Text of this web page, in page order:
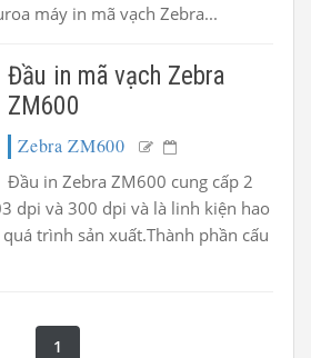
máy in mã vạch Zebra...
Đầu in mã vạch Zebra
ZM600
Zebra ZM600
Đầu in Zebra ZM600 cung cấp 2
dpi và 300 dpi và là linh kiện hao
trình sản xuất.Thành phần cấu
1